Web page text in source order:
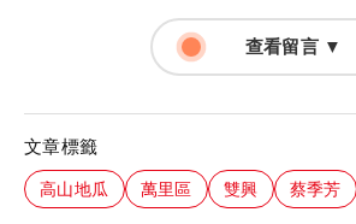
查看留言 ▼
文章標籤
高山地瓜 萬里區 雙興 蔡季芳